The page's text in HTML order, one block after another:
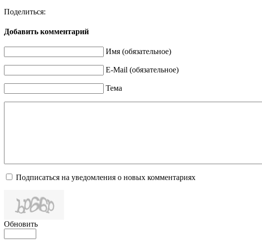
Поделиться:
Добавить комментарий
Имя (обязательное)
E-Mail (обязательное)
Тема
Подписаться на уведомления о новых комментариях
Обновить